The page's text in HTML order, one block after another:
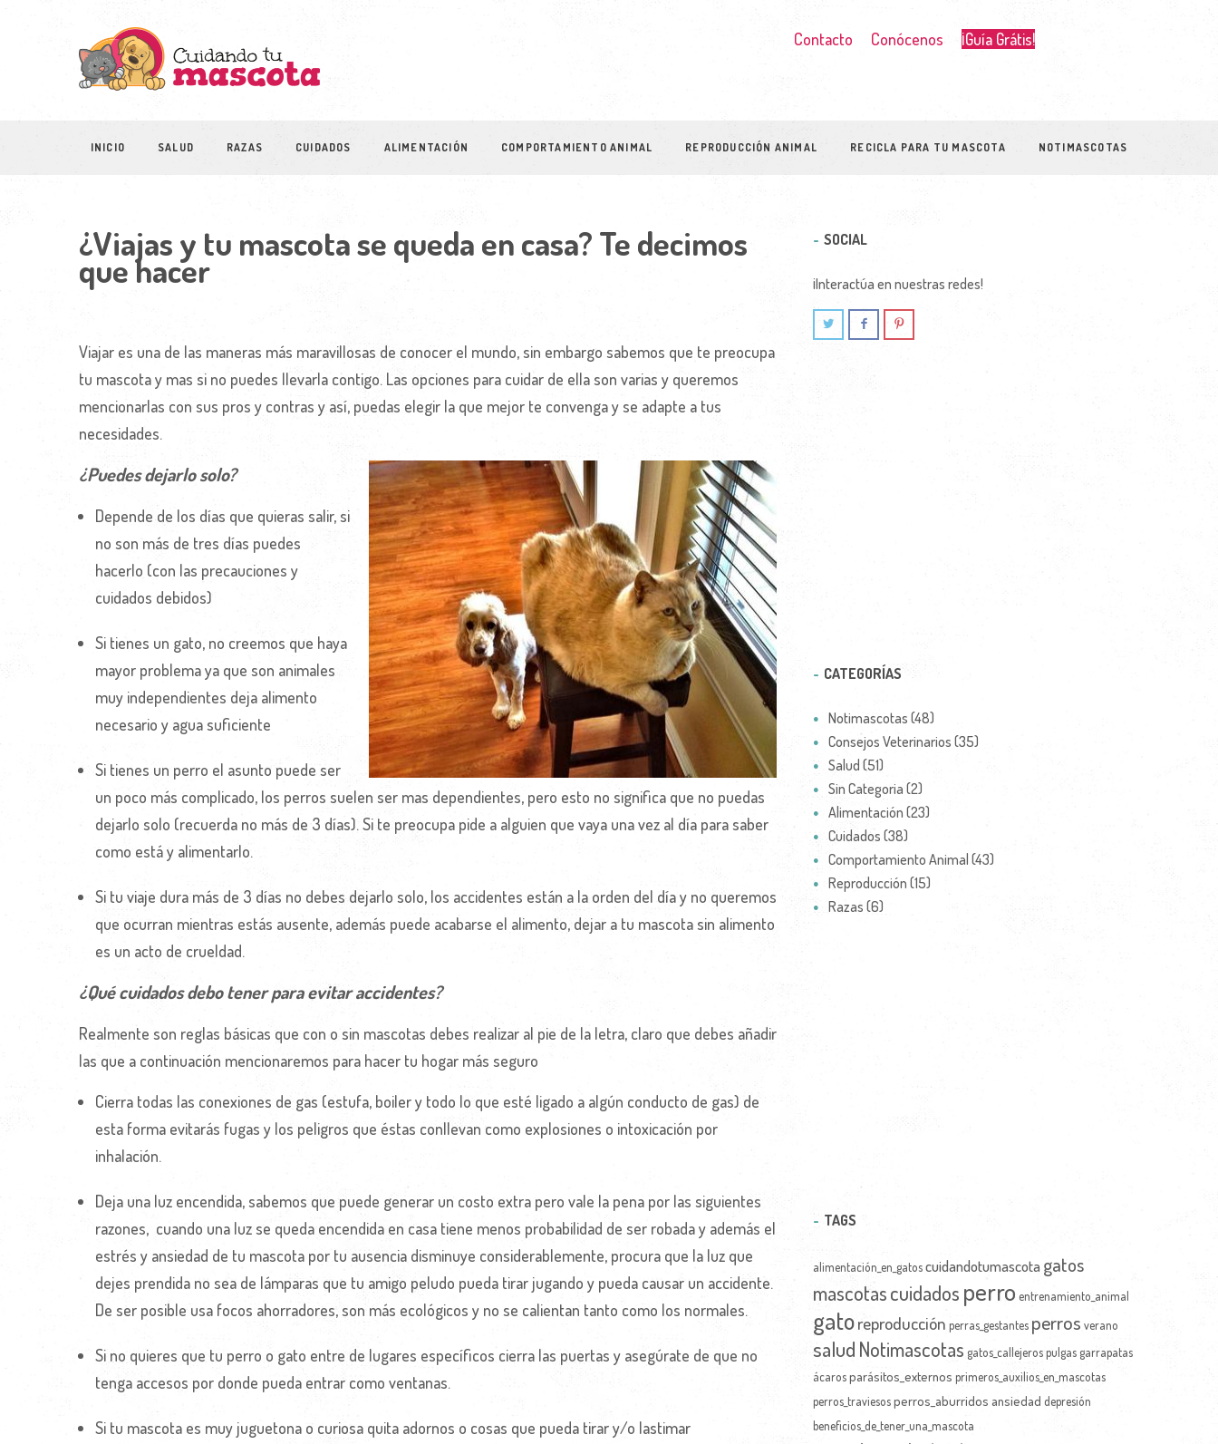
Contacto Conócenos ¡Guía Grátis!
INICIO SALUD RAZAS CUIDADOS ALIMENTACIÓN COMPORTAMIENTO ANIMAL REPRODUCCIÓN ANIMAL RECICLA PARA TU MASCOTA NOTIMASCOTAS
¿Viajas y tu mascota se queda en casa? Te decimos
que hacer
Viajar es una de las maneras más maravillosas de conocer el mundo, sin embargo sabemos que te preocupa
tu mascota y mas si no puedes llevarla contigo. Las opciones para cuidar de ella son varias y queremos
mencionarlas con sus pros y contras y así, puedas elegir la que mejor te convenga y se adapte a tus
necesidades.
¿Puedes dejarlo solo?
Depende de los días que quieras salir, si
no son más de tres días puedes
hacerlo (con las precauciones y
cuidados debidos)
Si tienes un gato, no creemos que haya
mayor problema ya que son animales
muy independientes deja alimento
necesario y agua suficiente
Si tienes un perro el asunto puede ser
un poco más complicado, los perros suelen ser mas dependientes, pero esto no significa que no puedas
dejarlo solo (recuerda no más de 3 días). Si te preocupa pide a alguien que vaya una vez al día para saber
como está y alimentarlo.
Si tu viaje dura más de 3 días no debes dejarlo solo, los accidentes están a la orden del día y no queremos
que ocurran mientras estás ausente, además puede acabarse el alimento, dejar a tu mascota sin alimento
es un acto de crueldad.
¿Qué cuidados debo tener para evitar accidentes?
Realmente son reglas básicas que con o sin mascotas debes realizar al pie de la letra, claro que debes añadir
las que a continuación mencionaremos para hacer tu hogar más seguro
Cierra todas las conexiones de gas (estufa, boiler y todo lo que esté ligado a algún conducto de gas) de
esta forma evitarás fugas y los peligros que éstas conllevan como explosiones o intoxicación por
inhalación.
Deja una luz encendida, sabemos que puede generar un costo extra pero vale la pena por las siguientes
razones, cuando una luz se queda encendida en casa tiene menos probabilidad de ser robada y además el
estrés y ansiedad de tu mascota por tu ausencia disminuye considerablemente, procura que la luz que
dejes prendida no sea de lámparas que tu amigo peludo pueda tirar jugando y pueda causar un accidente.
De ser posible usa focos ahorradores, son más ecológicos y no se calientan tanto como los normales.
Si no quieres que tu perro o gato entre de lugares específicos cierra las puertas y asegúrate de que no
tenga accesos por donde pueda entrar como ventanas.
Si tu mascota es muy juguetona o curiosa quita adornos o cosas que pueda tirar y/o lastimar
SOCIAL
¡Interactúa en nuestras redes!
CATEGORÍAS
Notimascotas (48)
Consejos Veterinarios (35)
Salud (51)
Sin Categoria (2)
Alimentación (23)
Cuidados (38)
Comportamiento Animal (43)
Reproducción (15)
Razas (6)
TAGS
alimentación_en_gatoscuidandotumascota gatos
mascotascuidados perro entrenamiento_animal
gatoreproducción perras_gestantes perros verano
salud Notimascotas gatos_callejerospulgas garrapatas
ácarosparásitos_externos primeros_auxilios_en_mascotas
perros_traviesosperros_aburridos ansiedad depresión
beneficios_de_tener_una_mascota